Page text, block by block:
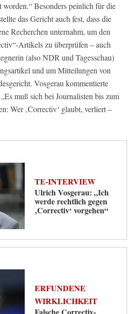
worden.“ Besonders peinlich für die
das Gericht auch fest, dass die
Recherchen unternahm, um den
Artikels zu überprüfen – auch
(also NDR und Tagesschau)
und um Mitteilungen von
Vosgerau kommentierte
muß sich bei Journalisten bis zum
Wer ‚Correctiv‘ glaubt, verliert –
TE-INTERVIEW
Ulrich Vosgerau: „Ich
werde rechtlich gegen
‚Correctiv‘ vorgehen“
ERFUNDENE
WIRKLICHKEIT
Falsche Correctiv-